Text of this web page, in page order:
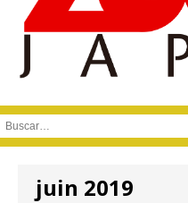
Buscar :
juin 2019